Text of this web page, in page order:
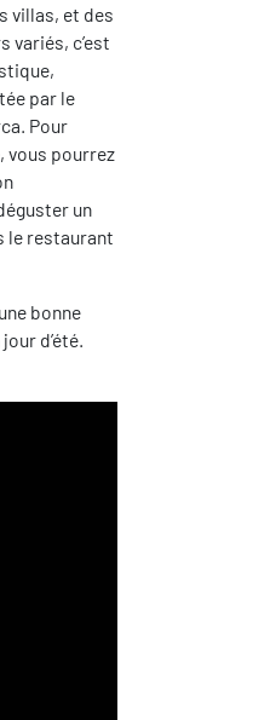
villas, et des
variés, c’est
par le
Pour
vous pourrez
un
le restaurant
bonne
d’été.